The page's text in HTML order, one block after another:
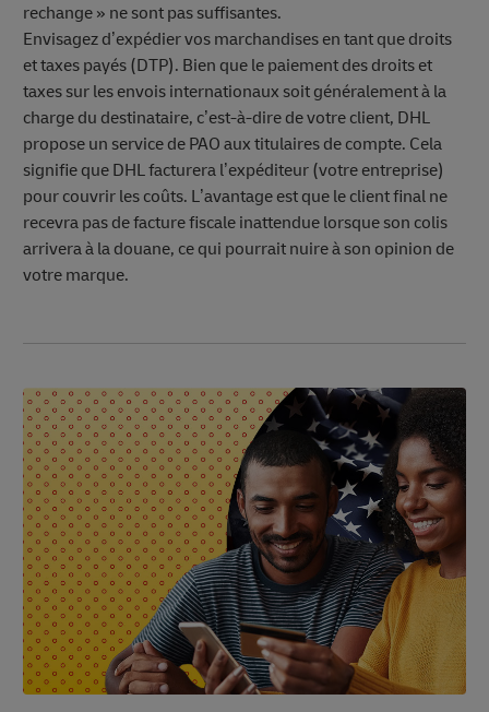
rechange » ne sont pas suffisantes.
Envisagez d’expédier vos marchandises en tant que droits
et taxes payés (DTP). Bien que le paiement des droits et
taxes sur les envois internationaux soit généralement à la
charge du destinataire, c’est-à-dire de votre client, DHL
propose un service de PAO aux titulaires de compte. Cela
signifie que DHL facturera l’expéditeur (votre entreprise)
pour couvrir les coûts. L’avantage est que le client final ne
recevra pas de facture fiscale inattendue lorsque son colis
arrivera à la douane, ce qui pourrait nuire à son opinion de
votre marque.